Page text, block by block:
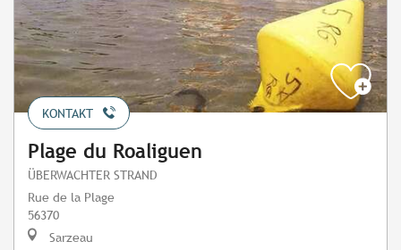
KONTAKT
Plage du Roaliguen
ÜBERWACHTER STRAND
Rue de la Plage
56370
Sarzeau